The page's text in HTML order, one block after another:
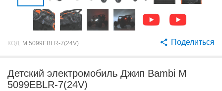
КОД: M 5099EBLR-7(24V) Поделиться
Детский электромобиль Джип Bambi M
5099EBLR-7(24V)